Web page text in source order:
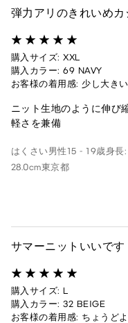
弾力アリのきれいめカ
購入サイズ: XXL
購入カラー: 69 NAVY
お客様の着用感: 少し大きい
ニット生地のように伸び
軽さを兼備
はくさい男性 15 - 19歳身長
28.0cm東京都
サマーニットいいです
購入サイズ: L
購入カラー: 32 BEIGE
お客様の着用感: ちょうど